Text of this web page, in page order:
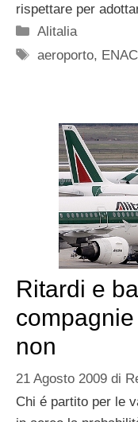
rispettare per
Categorie
Alitalia
Tag
aeroporto, ENAC
Ritardi e
non
21 Agosto 2009 di
Chi é partito per le